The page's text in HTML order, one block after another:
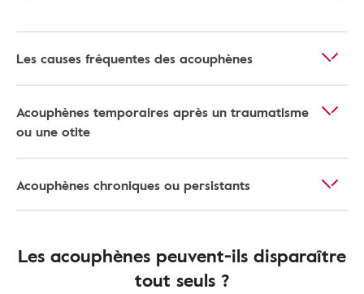
Les causes fréquentes des acouphènes
Acouphènes temporaires après un traumatisme
ou une otite
Acouphènes chroniques ou persistants
Les acouphènes peuvent-ils disparaître
tout seuls ?